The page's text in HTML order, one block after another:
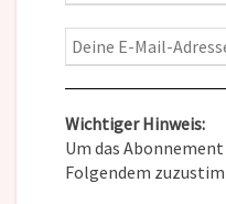
Wichtiger Hinweis:
Um das
Folgendem